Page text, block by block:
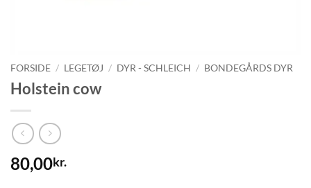
FORSIDE / LEGETØJ / DYR - SCHLEICH / BONDEGÅRDS DYR
Holstein cow
80,00kr.